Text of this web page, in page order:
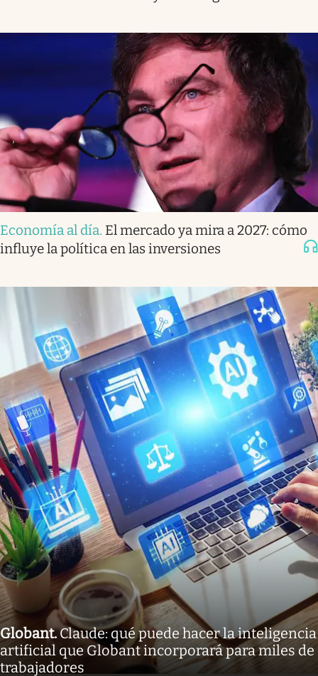
Economía al día. El mercado ya mira a 2027: cómo
influye la política en las inversiones
Globant.Claude: qué puede hacer la inteligencia
artificial que Globant incorporará para miles de
trabajadores